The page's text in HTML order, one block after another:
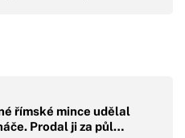
římské mince udělal
Prodal ji za půl…